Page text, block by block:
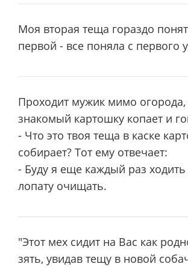
Моя вторая теща гораздо
первой - все поняла с первого
Проходит мужик мимо
знакомый картошку копает и
- Что это твоя теща в каске
собирает? Тот ему отвечает:
- Буду я еще каждый раз ходить
лопату очищать.
"Этот мех сидит на Вас как
зять, увидав тещу в новой